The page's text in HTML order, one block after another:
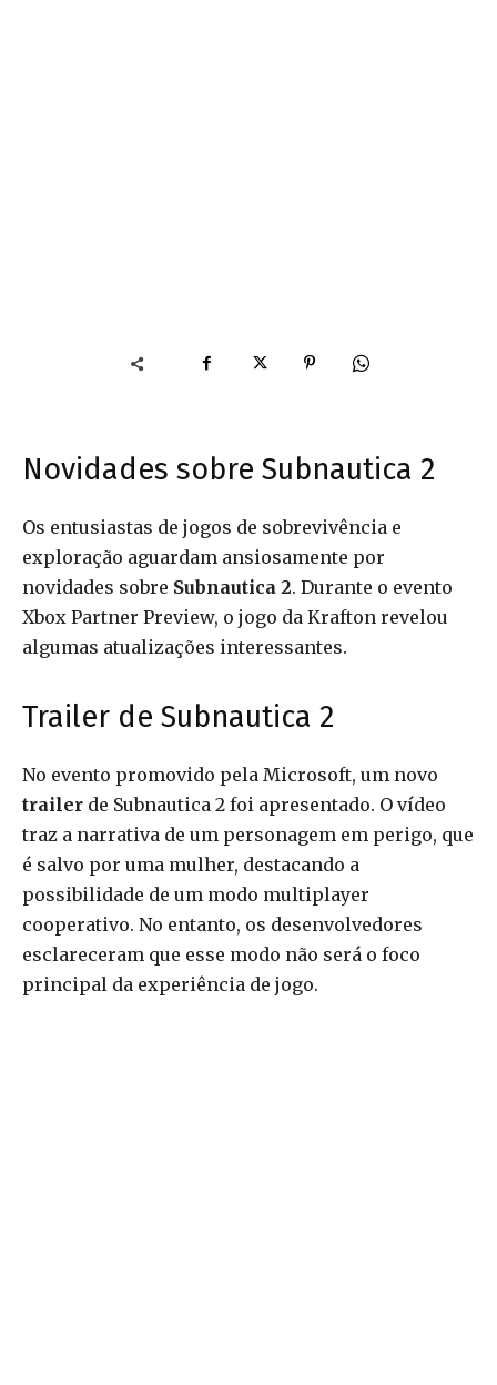
Novidades sobre Subnautica 2
Os entusiastas de jogos de sobrevivência e
exploração aguardam ansiosamente por
novidades sobre Subnautica 2. Durante o evento
Xbox Partner Preview, o jogo da Krafton revelou
algumas atualizações interessantes.
Trailer de Subnautica 2
No evento promovido pela Microsoft, um novo
trailer de Subnautica 2 foi apresentado. O vídeo
traz a narrativa de um personagem em perigo, que
é salvo por uma mulher, destacando a
possibilidade de um modo multiplayer
cooperativo. No entanto, os desenvolvedores
esclareceram que esse modo não será o foco
principal da experiência de jogo.